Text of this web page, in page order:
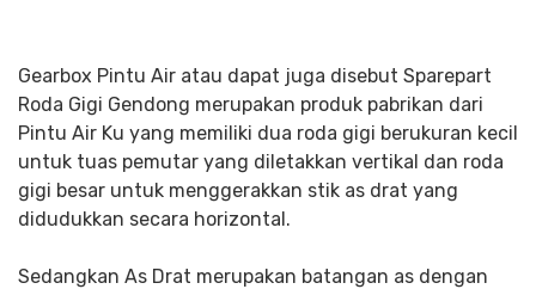
Gearbox Pintu Air atau dapat juga disebut Sparepart
Roda Gigi Gendong merupakan produk pabrikan dari
Pintu Air Ku yang memiliki dua roda gigi berukuran kecil
untuk tuas pemutar yang diletakkan vertikal dan roda
gigi besar untuk menggerakkan stik as drat yang
didudukkan secara horizontal.
Sedangkan As Drat merupakan batangan as dengan